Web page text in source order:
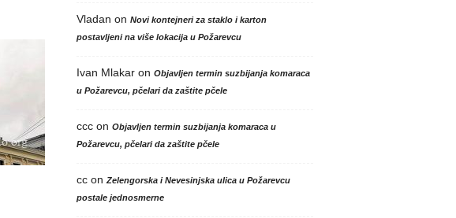
Vladan on Novi kontejneri za staklo i karton
postavljeni na više lokacija u Požarevcu
Ivan Mlakaron Objavljen termin suzbijanja komaraca
u Požarevcu, pčelari da zaštite pčele
cccon Objavljen termin suzbijanja komaraca u
Požarevcu, pčelari da zaštite pčele
ccon Zelengorska i Nevesinjska ulica u Požarevcu
postale jednosmerne